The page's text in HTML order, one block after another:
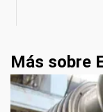
Más sobre